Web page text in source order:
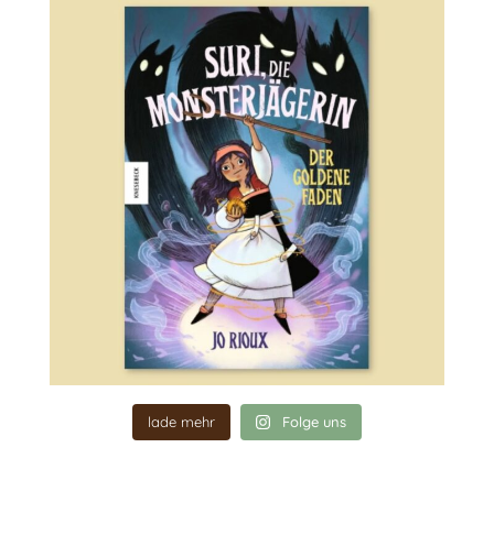
lade mehr Folge uns